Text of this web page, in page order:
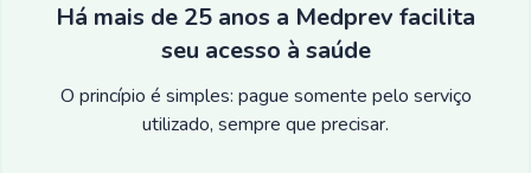
Há mais de 25 anos a Medprev facilita
seu acesso à saúde
O princípio é simples: pague somente pelo serviço
utilizado, sempre que precisar.